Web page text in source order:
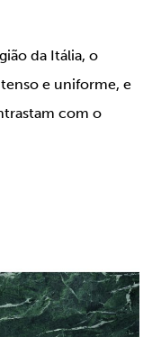
da Itália, o
e uniforme, e
com o